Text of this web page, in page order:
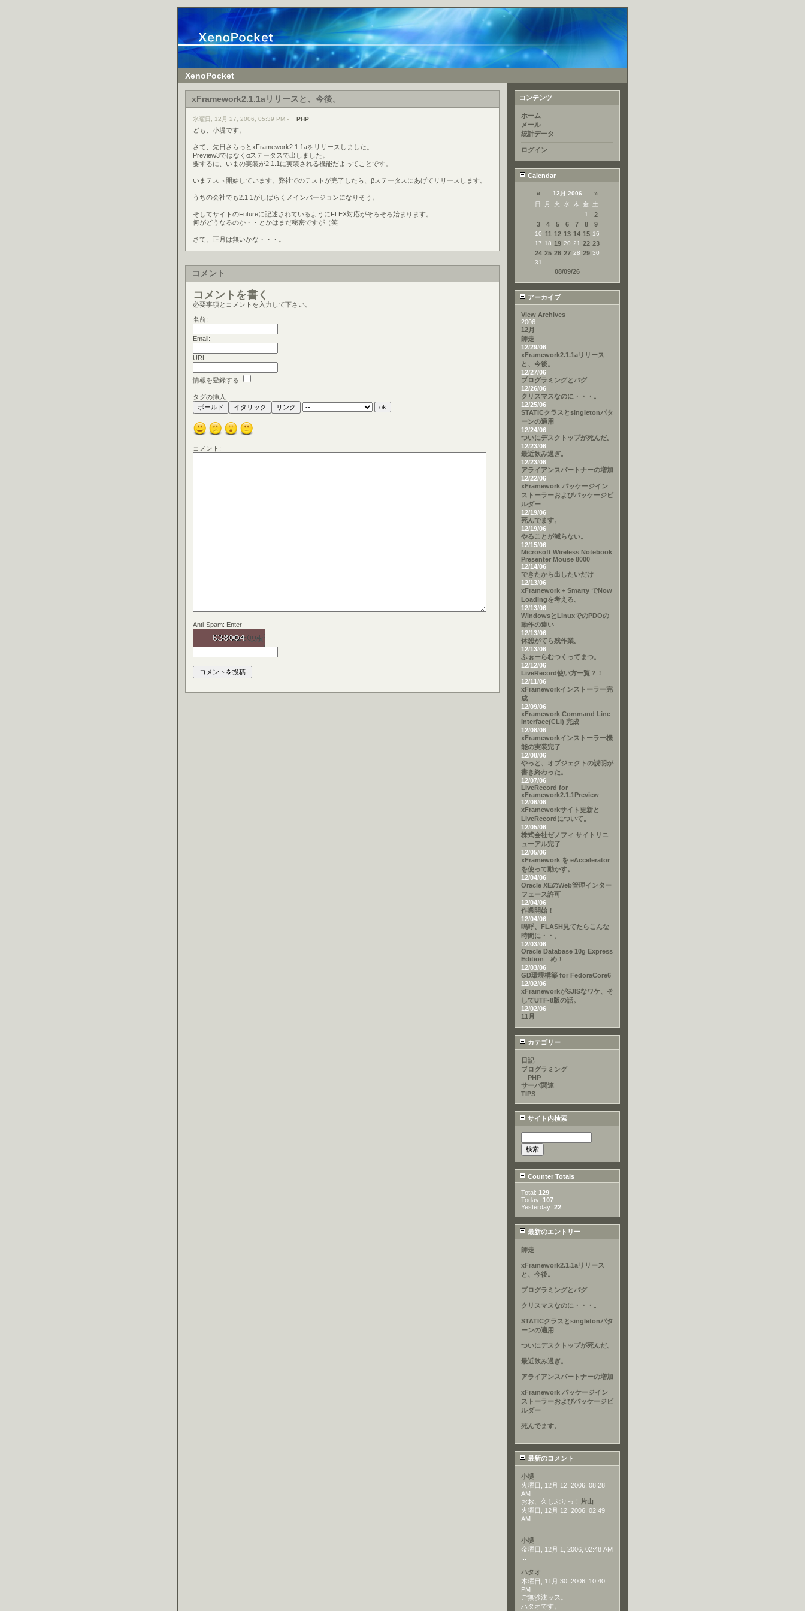
XenoPocket
xFramework2.1.1aリリースと、今後。
水曜日, 12月 27, 2006, 05:39 PM - PHP
ども、小堤です。
さて、先日さらっとxFramework2.1.1aをリリースしました。
Preview3ではなくαステータスで出しました。
要するに、いまの実装が2.1.1に実装される機能だよってことです。
いまテスト開始しています。弊社でのテストが完了したら、βステータスにあげてリリースします。
うちの会社でも2.1.1がしばらくメインバージョンになりそう。
そしてサイトのFutureに記述されているようにFLEX対応がそろそろ始まります。
何がどうなるのか・・とかはまだ秘密ですが（笑
さて、正月は無いかな・・・。
コメント
コメントを書く
必要事項とコメントを入力して下さい。
名前:
Email:
URL:
情報を登録する:
タグの挿入
コメント:
Anti-Spam: Enter
コンテンツ
ホーム
メール
統計データ
ログイン
Calendar
« 12月 2006 »
日 月 火 水 木 金
土
1
2
3
4 5 6 7 8 9
10 11 12 13 14 15 16
17 18 19 20 21 22 23
24 25 26 27 28 29 30
31
08/09/26
アーカイブ
View Archives
2006
12月
師走
12/29/06
xFramework2.1.1aリリース
と、今後。
12/27/06
プログラミングとバグ
12/26/06
クリスマスなのに・・・。
12/25/06
STATICクラスとsingletonパタ
ーンの適用
12/24/06
ついにデスクトップが死んだ。
12/23/06
最近飲み過ぎ。
12/23/06
アライアンスパートナーの増加
12/22/06
xFramework パッケージイン
ストーラーおよびパッケージビ
ルダー
12/19/06
死んでます。
12/19/06
やることが減らない。
12/15/06
Microsoft Wireless Notebook
Presenter Mouse 8000
12/14/06
できたから出したいだけ
12/13/06
xFramework + Smarty でNow
Loadingを考える。
12/13/06
WindowsとLinuxでのPDOの
動作の違い
12/13/06
休憩がてら残作業。
12/13/06
ふぉーらむつくってまつ。
12/12/06
LiveRecord使い方一覧？！
12/11/06
xFrameworkインストーラー完
成
12/09/06
xFramework Command Line
Interface(CLI) 完成
12/08/06
xFrameworkインストーラー機
能の実装完了
12/08/06
やっと、オブジェクトの説明が
書き終わった。
12/07/06
LiveRecord for
xFramework2.1.1Preview
12/06/06
xFrameworkサイト更新と
LiveRecordについて。
12/05/06
株式会社ゼノフィ サイトリニ
ューアル完了
12/05/06
xFramework を eAccelerator
を使って動かす。
12/04/06
Oracle XEのWeb管理インター
フェース許可
12/04/06
作業開始！
12/04/06
嗚呼、FLASH見てたらこんな
時間に・・。
12/03/06
Oracle Database 10g Express
Edition め！
12/03/06
GD環境構築 for FedoraCore6
12/02/06
xFrameworkがSJISなワケ、そ
してUTF-8版の話。
12/02/06
11月
カテゴリー
日記
プログラミング
PHP
サーバ関連
TIPS
サイト内検索
Counter Totals
Total: 129
Today: 107
Yesterday: 22
最新のエントリー
師走
xFramework2.1.1aリリース
と、今後。
プログラミングとバグ
クリスマスなのに・・・。
STATICクラスとsingletonパタ
ーンの適用
ついにデスクトップが死んだ。
最近飲み過ぎ。
アライアンスパートナーの増加
xFramework パッケージイン
ストーラーおよびパッケージビ
ルダー
死んでます。
最新のコメント
小堤
火曜日, 12月 12, 2006, 08:28
AM
おお、久しぶりっ！ 片山
火曜日, 12月 12, 2006, 02:49
AM
小堤
金曜日, 12月 1, 2006, 02:48 AM
ハタオ
木曜日, 11月 30, 2006, 10:40
PM
ご無沙汰ッス。
ハタオです。